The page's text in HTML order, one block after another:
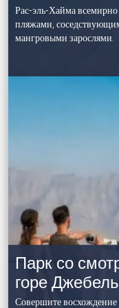
Рас-эль-Хайма
пляжами,
мангровыми зарослями.
Парк со
горе
Совершите